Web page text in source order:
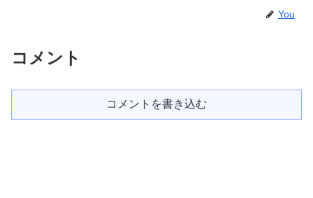
You
コメント
コメントを書き込む